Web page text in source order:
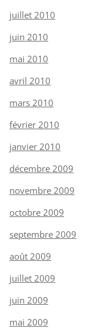
juillet 2010
juin 2010
mai 2010
avril 2010
mars 2010
février 2010
janvier 2010
décembre 2009
novembre 2009
octobre 2009
septembre 2009
août 2009
juillet 2009
juin 2009
mai 2009